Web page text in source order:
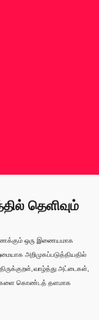
தெளிவும்
ஒரு இணையமாக
அறிமுகப்படுத்தியதில்
வாழ்த்து அட்டைகள்,
கொண்டத் தளமாக